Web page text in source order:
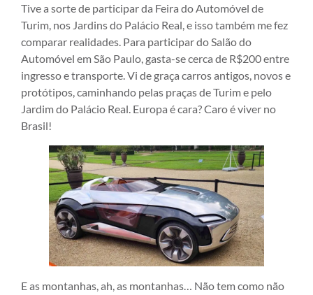
Tive a sorte de participar da Feira do Automóvel de
Turim, nos Jardins do Palácio Real, e isso também me fez
comparar realidades. Para participar do Salão do
Automóvel em São Paulo, gasta-se cerca de R$200 entre
ingresso e transporte. Vi de graça carros antigos, novos e
protótipos, caminhando pelas praças de Turim e pelo
Jardim do Palácio Real. Europa é cara? Caro é viver no
Brasil!
E as montanhas, ah, as montanhas… Não tem como não